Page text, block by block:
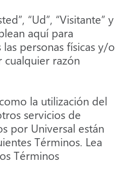
“Ud”, “Visitante” y
aquí para
personas físicas y/o
cualquier razón
la utilización del
servicios de
por Universal están
Términos. Lea
Términos